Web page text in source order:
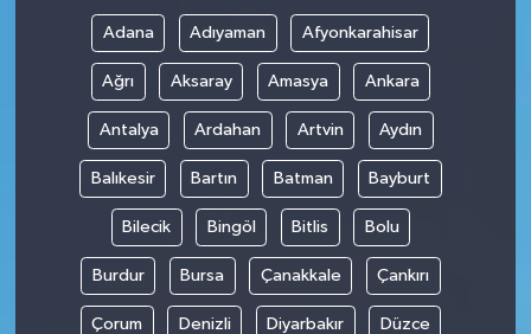
Adana Adıyaman Afyonkarahisar
Ağrı Aksaray Amasya Ankara
Antalya Ardahan Artvin Aydın
Balıkesir Bartın Batman Bayburt
Bilecik Bingöl Bitlis Bolu
Burdur Bursa Çanakkale Çankırı
Çorum Denizli Diyarbakır Düzce
Magazin
ÖZEL HABER
POLİTİKA
SİYASET
SPOR
TEKNOLOJİ